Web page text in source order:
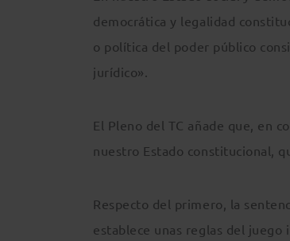
democrática y legalidad
o política del poder público
jurídico».
El Pleno del TC añade que, en
nuestro Estado constitucional,
Respecto del primero, la
establece unas reglas del juego